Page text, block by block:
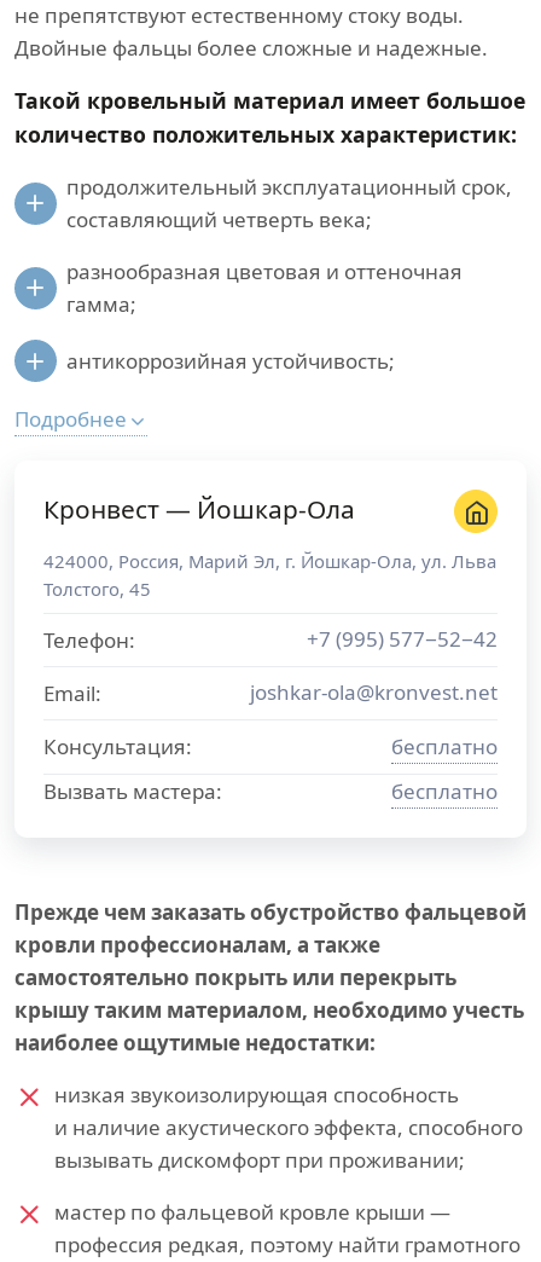
не препятствуют естественному стоку воды.
Двойные фальцы более сложные и надежные.
Такой кровельный материал имеет большое
количество положительных характеристик:
продолжительный эксплуатационный срок,
составляющий четверть века;
разнообразная цветовая и оттеночная
гамма;
антикоррозийная устойчивость;
Подробнее
Кронвест — Йошкар-Ола
424000, Россия, Марий Эл, г. Йошкар-Ола, ул. Льва
Толстого, 45
Телефон:
+7 (995) 577−52−42
Email:
joshkar-ola@kronvest.net
Консультация:
бесплатно
Вызвать мастера:
бесплатно
Прежде чем заказать обустройство фальцевой
кровли профессионалам, а также
самостоятельно покрыть или перекрыть
крышу таким материалом, необходимо учесть
наиболее ощутимые недостатки:
низкая звукоизолирующая способность
и наличие акустического эффекта, способного
вызывать дискомфорт при проживании;
мастер по фальцевой кровле крыши —
профессия редкая, поэтому найти грамотного